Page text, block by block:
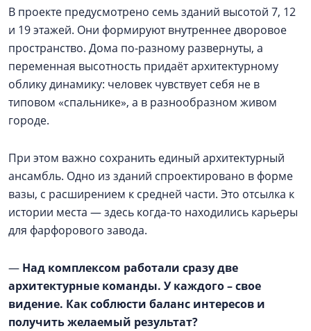
В проекте предусмотрено семь зданий высотой 7, 12
и 19 этажей. Они формируют внутреннее дворовое
пространство. Дома по-разному развернуты, а
переменная высотность придаёт архитектурному
облику динамику: человек чувствует себя не в
типовом «спальнике», а в разнообразном живом
городе.
При этом важно сохранить единый архитектурный
ансамбль. Одно из зданий спроектировано в форме
вазы, с расширением к средней части. Это отсылка к
истории места — здесь когда-то находились карьеры
для фарфорового завода.
— Над комплексом работали сразу две
архитектурные команды. У каждого – свое
видение. Как соблюсти баланс интересов и
получить желаемый результат?